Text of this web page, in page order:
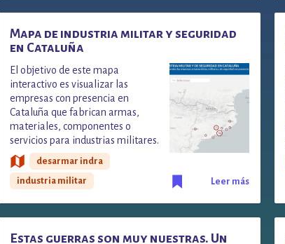
Mapa de industria militar y seguridad
en Cataluña
El objetivo de este mapa
interactivo es visualizar las
empresas con presencia en
Cataluña que fabrican armas,
materiales, componentes o
servicios para industrias militares.
desarmar indra
industria militar
Leer más
Estas guerras son muy nuestras. Un